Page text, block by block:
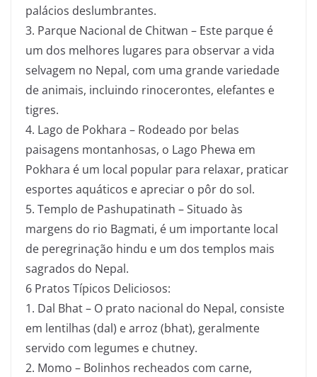
palácios deslumbrantes.
3. Parque Nacional de Chitwan – Este parque é
um dos melhores lugares para observar a vida
selvagem no Nepal, com uma grande variedade
de animais, incluindo rinocerontes, elefantes e
tigres.
4. Lago de Pokhara – Rodeado por belas
paisagens montanhosas, o Lago Phewa em
Pokhara é um local popular para relaxar, praticar
esportes aquáticos e apreciar o pôr do sol.
5. Templo de Pashupatinath – Situado às
margens do rio Bagmati, é um importante local
de peregrinação hindu e um dos templos mais
sagrados do Nepal.
6 Pratos Típicos Deliciosos:
1. Dal Bhat – O prato nacional do Nepal, consiste
em lentilhas (dal) e arroz (bhat), geralmente
servido com legumes e chutney.
2. Momo – Bolinhos recheados com carne,